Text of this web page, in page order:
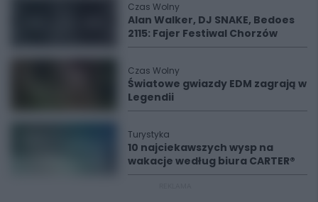
Czas Wolny
Alan Walker, DJ SNAKE, Bedoes
2115: Fajer Festiwal Chorzów
Czas Wolny
Światowe gwiazdy EDM zagrają w
Legendii
Turystyka
10 najciekawszych wysp na
wakacje według biura CARTER®